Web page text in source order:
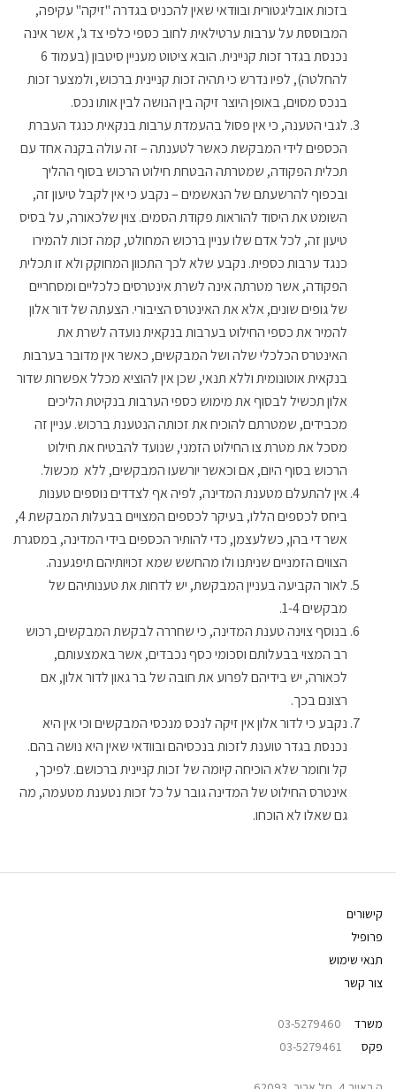
בזכות אובליגטורית ובוודאי שאין להכניס בגדרה "זיקה" עקיפה,
המבוססת על ערבות ערטילאית לחוב כספי כלפי צד ג', אשר אינה
נכנסת בגדר זכות קניינית. הובא ציטוט מעניין סיטבון (בעמוד 6
להחלטה), לפיו נדרש כי תהיה זכות קניינית ברכוש, ולמצער זכות
בנכס מסוים, באופן היוצר זיקה בין הנושה לבין אותו נכס.
לגבי הטענה, כי אין פסול בהעמדת ערבות בנקאית כנגד העברת
הכספים לידי המבקשת כאשר לטענתה – זה עולה בקנה אחד עם
תכלית הפקודה, שמטרתה הבטחת חילוט הרכוש בסוף ההליך
ובכפוף להרשעתם של הנאשמים – נקבע כי אין לקבל טיעון זה,
השומט את היסוד להוראות פקודת הסמים. צוין שלכאורה, על בסיס
טיעון זה, לכל אדם שלו עניין ברכוש המחולט, קמה זכות להמירו
כנגד ערבות כספית. נקבע שלא לכך התכוון המחוקק ולא זו תכלית
הפקודה, אשר מטרתה אינה לשרת אינטרסים כלכליים ומסחריים
של גופים שונים, אלא את האינטרס הציבורי. הצעתה של דור אלון
להמיר את כספי החילוט בערבות בנקאית נועדה לשרת את
האינטרס הכלכלי שלה ושל המבקשים, כאשר אין מדובר בערבות
בנקאית אוטונומית וללא תנאי, שכן אין להוציא מכלל אפשרות שדור
אלון תכשיל לבסוף את מימוש כספי הערבות בנקיטת הליכים
מכבידים, שמטרתם להוכיח את זכותה הנטענת ברכוש. עניין זה
מסכל את מטרת צו החילוט הזמני, שנועד להבטיח את חילוט
הרכוש בסוף היום, אם וכאשר יורשעו המבקשים, ללא מכשול.
אין להתעלם מטענת המדינה, לפיה אף לצדדים נוספים טענות
ביחס לכספים הללו, בעיקר לכספים המצויים בבעלות המבקשת 4,
אשר די בהן, כשלעצמן, כדי להותיר הכספים בידי המדינה, במסגרת
הצווים הזמניים שניתנו ולו מהחשש שמא זכויותיהם תיפגענה.
לאור הקביעה בעניין המבקשת, יש לדחות את טענותיהם של
מבקשים 1-4.
בנוסף צוינה טענת המדינה, כי שחררה לבקשת המבקשים, רכוש
רב המצוי בבעלותם וסכומי כסף נכבדים, אשר באמצעותם,
לכאורה, יש בידיהם לפרוע את חובה של בר גאון לדור אלון, אם
רצונם בכך.
נקבע כי לדור אלון אין זיקה לנכס מנכסי המבקשים וכי אין היא
נכנסת בגדר טוענת לזכות בנכסיהם ובוודאי שאין היא נושה בהם.
קל וחומר שלא הוכיחה קיומה של זכות קניינית ברכושם. לפיכך,
אינטרס החילוט של המדינה גובר על כל זכות נטענת מטעמה, מה
גם שאלו לא הוכחו.
קישורים
פרופיל
תנאי שימוש
צור קשר
משרד
03-5279460
פקס